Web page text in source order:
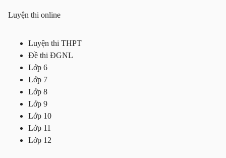
Luyện thi online
Luyện thi THPT
Đề thi ĐGNL
Lớp 6
Lớp 7
Lớp 8
Lớp 9
Lớp 10
Lớp 11
Lớp 12